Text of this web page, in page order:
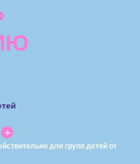
для групп детей от